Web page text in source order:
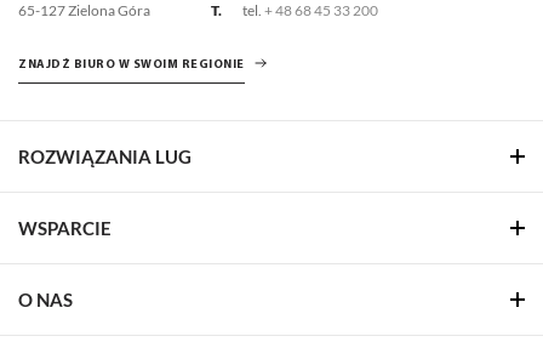
65-127 Zielona Góra
T.
tel. + 48 68 45 33 200
ZNAJDŹ BIURO W SWOIM REGIONIE
ROZWIĄZANIA LUG
WSPARCIE
O NAS